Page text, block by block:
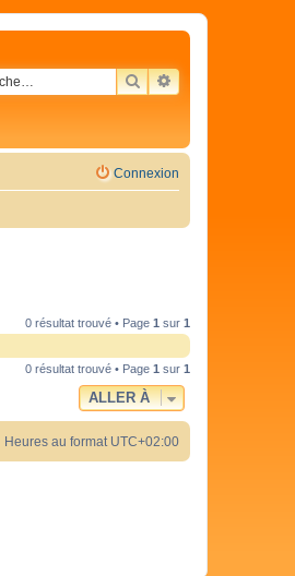
RECHERCHER
RECHERCHE
Connexion
0 résultat trouvé • Page 1 sur 1
0 résultat trouvé • Page 1 sur 1
ALLER À
Heures au format UTC+02:00